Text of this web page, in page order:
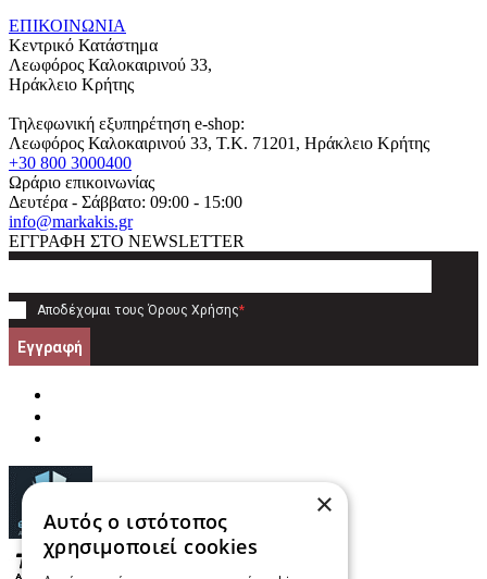
ΕΠΙΚΟΙΝΩΝΙΑ
Κεντρικό Κατάστημα
Λεωφόρος Καλοκαιρινού 33,
Ηράκλειο Κρήτης
Τηλεφωνική εξυπηρέτηση e-shop:
Λεωφόρος Καλοκαιρινού 33, T.K. 71201, Ηράκλειο Κρήτης
+30 800 3000400
Ωράριο επικοινωνίας
Δευτέρα - Σάββατο: 09:00 - 15:00
info@markakis.gr
ΕΓΓΡΑΦΗ ΣΤΟ NEWSLETTER
Αποδέχομαι τους Όρους Χρήσης*
Εγγραφή
×
Αυτός ο ιστότοπος
χρησιμοποιεί cookies